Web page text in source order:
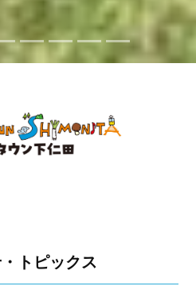
トピックス